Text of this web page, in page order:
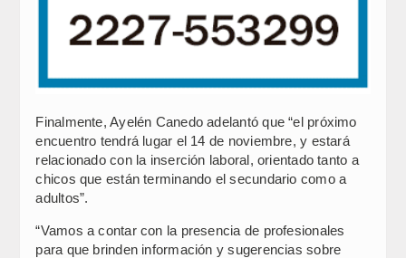
Finalmente, Ayelén Canedo adelantó que “el próximo
encuentro tendrá lugar el 14 de noviembre, y estará
relacionado con la inserción laboral, orientado tanto a
chicos que están terminando el secundario como a
adultos”.
“Vamos a contar con la presencia de profesionales
para que brinden información y sugerencias sobre